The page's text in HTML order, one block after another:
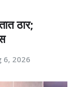
ठार;
6, 2026